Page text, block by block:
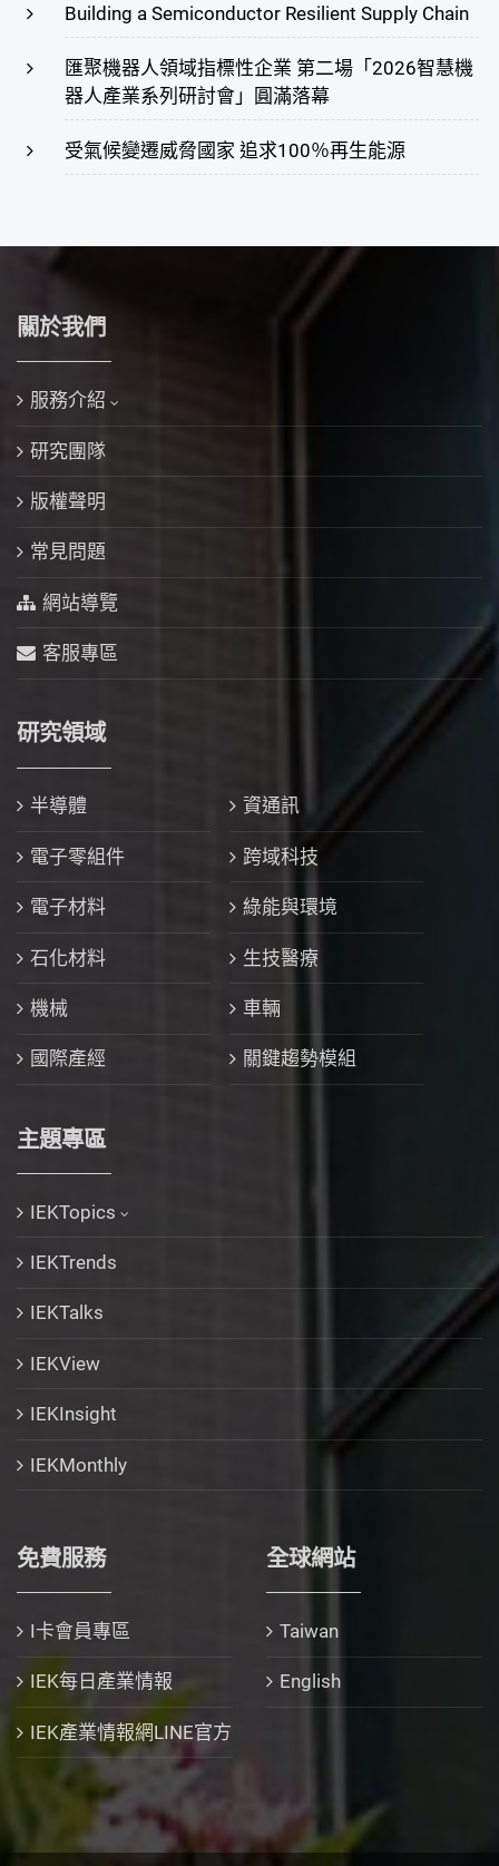
Building a Semiconductor Resilient Supply Chain
匯聚機器人領域指標性企業 第二場「2026智慧機
器人產業系列研討會」圓滿落幕
受氣候變遷威脅國家 追求100％再生能源
關於我們
服務介紹
研究團隊
版權聲明
常見問題
網站導覽
客服專區
研究領域
半導體 資通訊
電子零組件 跨域科技
電子材料 綠能與環境
石化材料 生技醫療
機械 車輛
國際產經 關鍵趨勢模組
主題專區
IEKTopics
IEKTrends
IEKTalks
IEKView
IEKInsight
IEKMonthly
免費服務
I卡會員專區
IEK每日產業情報
IEK產業情報網LINE官方
全球網站
Taiwan
English